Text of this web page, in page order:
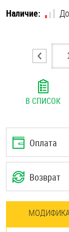
Штифты и
Наличие:
В СПИСОК
Оплата
Возврат